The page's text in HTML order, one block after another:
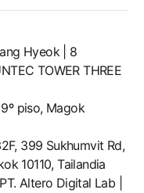
Hyeok | 8
TOWER THREE
piso, Magok
399 Sukhumvit Rd,
10110, Tailandia
Altero Digital Lab |